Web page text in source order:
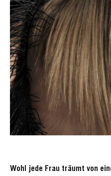
Wohl jede Frau träumt von